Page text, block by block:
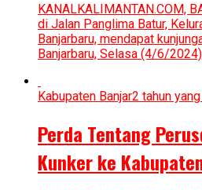
KANALKALIMANTAN.COM,
di Jalan Panglima Batur,
Banjarbaru, mendapat
Banjarbaru, Selasa (4/6/
Kabupaten Banjar2 tahun
Perda Tentang
Kunker ke